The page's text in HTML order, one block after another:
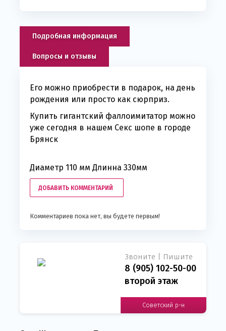
Подробная информация
Вопросы и отзывы
Его можно приобрести в подарок, на день
рождения или просто как сюрприз.
Купить гигантский фаллоимитатор можно
уже сегодня в нашем Секс шопе в городе
Брянск
Диаметр 110 мм Длинна 330мм
ДОБАВИТЬ КОММЕНТАРИЙ
Комментариев пока нет, вы будете первым!
Звоните | Пишите
8 (905) 102-50-00
второй этаж
Советский р-н